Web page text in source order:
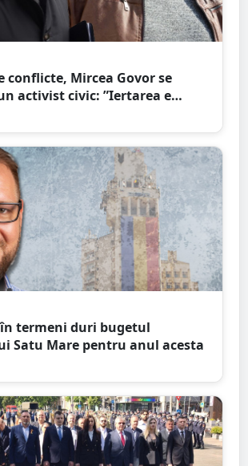
conflicte, Mircea Govor se
activist civic: ”Iertarea e
puternici”
în termeni duri bugetul
Satu Mare pentru anul acesta